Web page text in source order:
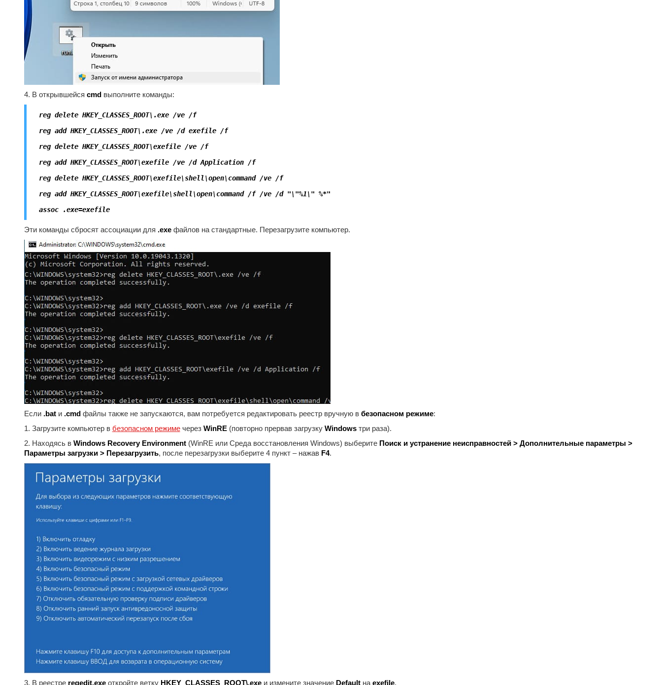
4. В открывшейся cmdвыполните команды:
reg delete HKEY_CLASSES_ROOT\.exe /ve /f
reg add HKEY_CLASSES_ROOT\.exe /ve /d exefile /f
reg delete HKEY_CLASSES_ROOT\exefile /ve /f
reg add HKEY_CLASSES_ROOT\exefile /ve /d Application /f
reg delete HKEY_CLASSES_ROOT\exefile\shell\open\command /ve /f
reg add HKEY_CLASSES_ROOT\exefile\shell\open\command /f /ve /d "\"%1\" %*"
assoc .exe=exefile
Эти команды сбросят ассоциации для .exeфайлов на стандартные. Перезагрузите компьютер.
Если .batи .cmdфайлы также не запускаются, вам потребуется редактировать реестр вручную в безопасном режиме:
1. Загрузите компьютер в безопасном режимечерез WinRE(повторно прервав загрузку Windowsтри раза).
2. Находясь в Windows Recovery Environment(WinRE или Среда восстановления Windows) выберите Поиск и устранение неисправностей > Дополнительные параметры >
Параметры загрузки > Перезагрузить, после перезагрузки выберите 4 пункт – нажав F4.
3. В реестре regedit.exeоткройте ветку HKEY_CLASSES_ROOT\.exeи измените значение Defaultна exefile.